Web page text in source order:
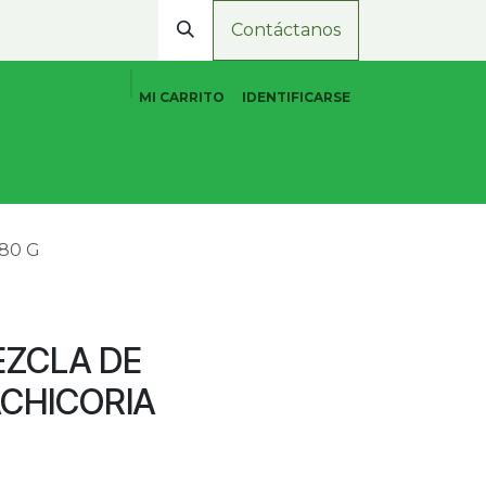
Contáctanos
MI CARRITO IDENTIFICARSE
G
DE